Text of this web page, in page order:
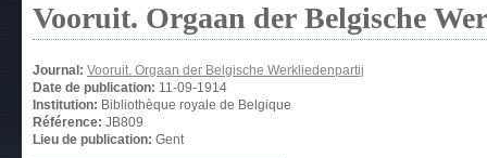
Vooruit. Orgaan der Belgische
Journal: Vooruit. Orgaan der Belgische Werkliedenpartij
Date de publication: 11-09-1914
Institution: Bibliothèque royale de Belgique
Référence: JB809
Lieu de publication: Gent